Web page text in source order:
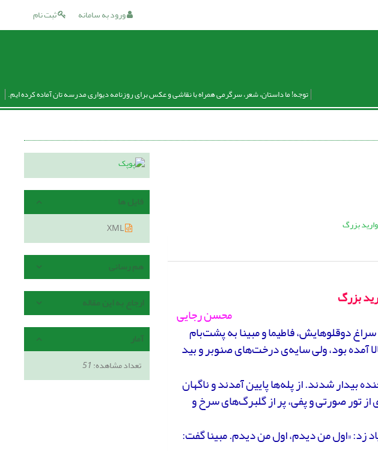
ثبت نام ورود به سامانه
توجه! ما داستان، شعر، سرگرمی همراه با نقاشی و عکس برای روزنامه دیواری مدرسه تان آماده کرده ایم.
بزرگ
محسن رجایی
دوقلوهایش، فاطیما و مبینا به پشت‌بام
آمده بود، ولی سایه‌ی درخت‌های صنوبر و بید
بیدار شدند. از پله‌ها پایین آمدند و ناگهان
تور صورتی و پفی، پر از گلبرگ‌های سرخ و
زد: «اول من دیدم، اول من دیدم. مبینا گفت:
فایل ها
XML
هم رسانی
ارجاع به این مقاله
آمار
تعداد مشاهده:51